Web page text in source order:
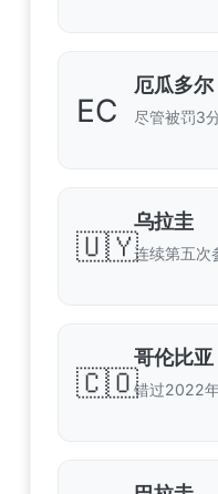
EC
厄瓜多尔
尽管被罚3
🇺🇾
乌拉圭
连续第五次
🇨🇴
哥伦比亚
错过2022